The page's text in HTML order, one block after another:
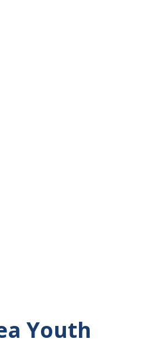
Youth